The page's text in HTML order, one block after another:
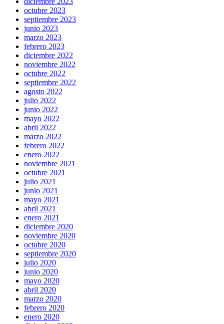
octubre 2023
septiembre 2023
junio 2023
marzo 2023
febrero 2023
diciembre 2022
noviembre 2022
octubre 2022
septiembre 2022
agosto 2022
julio 2022
junio 2022
mayo 2022
abril 2022
marzo 2022
febrero 2022
enero 2022
noviembre 2021
octubre 2021
julio 2021
junio 2021
mayo 2021
abril 2021
enero 2021
diciembre 2020
noviembre 2020
octubre 2020
septiembre 2020
julio 2020
junio 2020
mayo 2020
abril 2020
marzo 2020
febrero 2020
enero 2020